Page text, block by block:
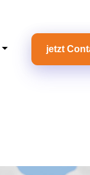
jetzt